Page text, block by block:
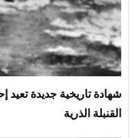
شهادة تاريخية جديدة
القنبلة الذرية